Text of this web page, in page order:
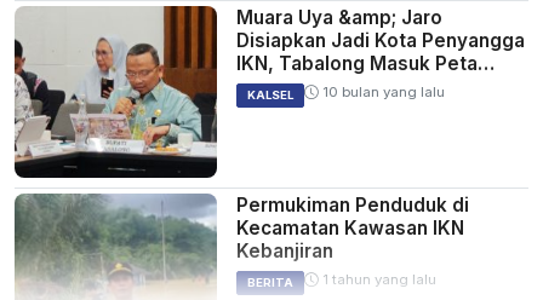
Muara Uya &amp; Jaro
Disiapkan Jadi Kota Penyangga
IKN, Tabalong Masuk Peta
Strategis Nasional
KALSEL 10 bulan yang lalu
Permukiman Penduduk di
Kecamatan Kawasan IKN
Kebanjiran
BERITA 1 tahun yang lalu